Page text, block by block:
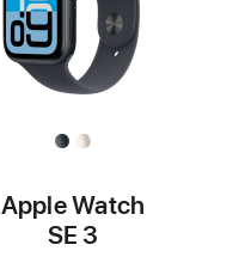
Apple Watch
SE 3